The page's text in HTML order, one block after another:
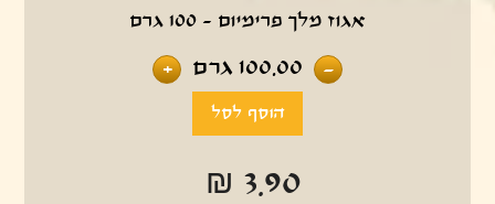
אגוז מלך פרימיום - 100 גרם
-
100.00 גרם +
₪ 3.90